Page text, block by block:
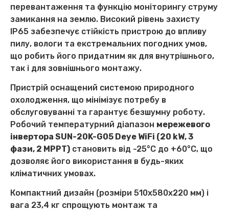
перевантаження та функцію моніторингу струму
замикання на землю. Високий рівень захисту
IP65 забезпечує стійкість пристрою до впливу
пилу, вологи та екстремальних погодних умов,
що робить його придатним як для внутрішнього,
так і для зовнішнього монтажу.
Пристрій оснащений системою природного
охолодження, що мінімізує потребу в
обслуговуванні та гарантує безшумну роботу.
Робочий температурний діапазон мережевого
інвертора SUN-20K-G05 Deye WiFi (20 kW, 3
фази, 2 MPPT) становить від -25°C до +60°C, що
дозволяє його використання в будь-яких
кліматичних умовах.
Компактний дизайн (розміри 510x580x220 мм) і
вага 23,4 кг спрощують монтаж та